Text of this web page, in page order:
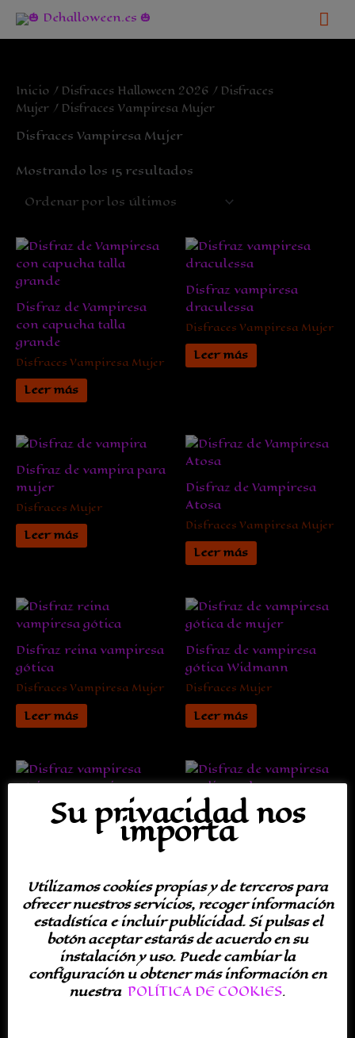
contenido
Inicio / Disfraces Halloween 2026 / Disfraces
Mujer / Disfraces Vampiresa Mujer
Disfraces Vampiresa Mujer
Mostrando los 15 resultados
últimos
Disfraz de Vampiresa
con capucha talla
grande
Disfraces Vampiresa Mujer
Leer más
Disfraz vampiresa
draculessa
Disfraces Vampiresa Mujer
Leer más
Disfraz de vampira para
mujer
Disfraces Mujer
Leer más
Disfraz de Vampiresa
Atosa
Disfraces Vampiresa Mujer
Leer más
Disfraz reina vampiresa
gótica
Disfraces Vampiresa Mujer
Leer más
Disfraz de vampiresa
gótica Widmann
Disfraces Mujer
Leer más
vampiresa gótica para
Disfraces Vampiresa Mujer
Leer más
Disfraz de Vampiresa
Media Noche
Leer más
Su privacidad nos
importa
Utilizamos cookies propias y de terceros para
ofrecer nuestros servicios, recoger información
estadística e incluir publicidad. Si pulsas el
botón aceptar estarás de acuerdo en su
instalación y uso. Puede cambiar la
configuración u obtener más información en
nuestra POLÍTICA DE COOKIES.